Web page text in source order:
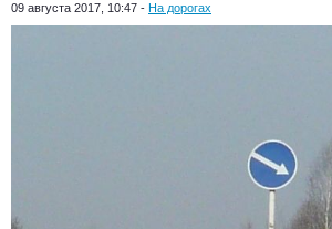
09 августа 2017, 10:47 - На дорогах